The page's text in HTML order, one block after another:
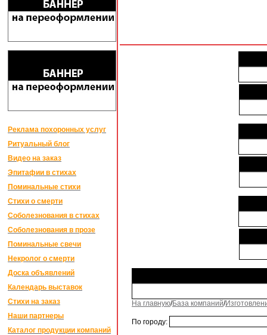
Реклама похоронных услуг
Ритуальный блог
Видео на заказ
Эпитафии в стихах
Поминальные стихи
Стихи о смерти
Соболезнования в стихах
Соболезнования в прозе
Поминальные свечи
Некролог о смерти
Доска объявлений
Календарь выставок
Стихи на заказ
Наши партнеры
Каталог продукции компаний
На главную/База компаний/
По городу: